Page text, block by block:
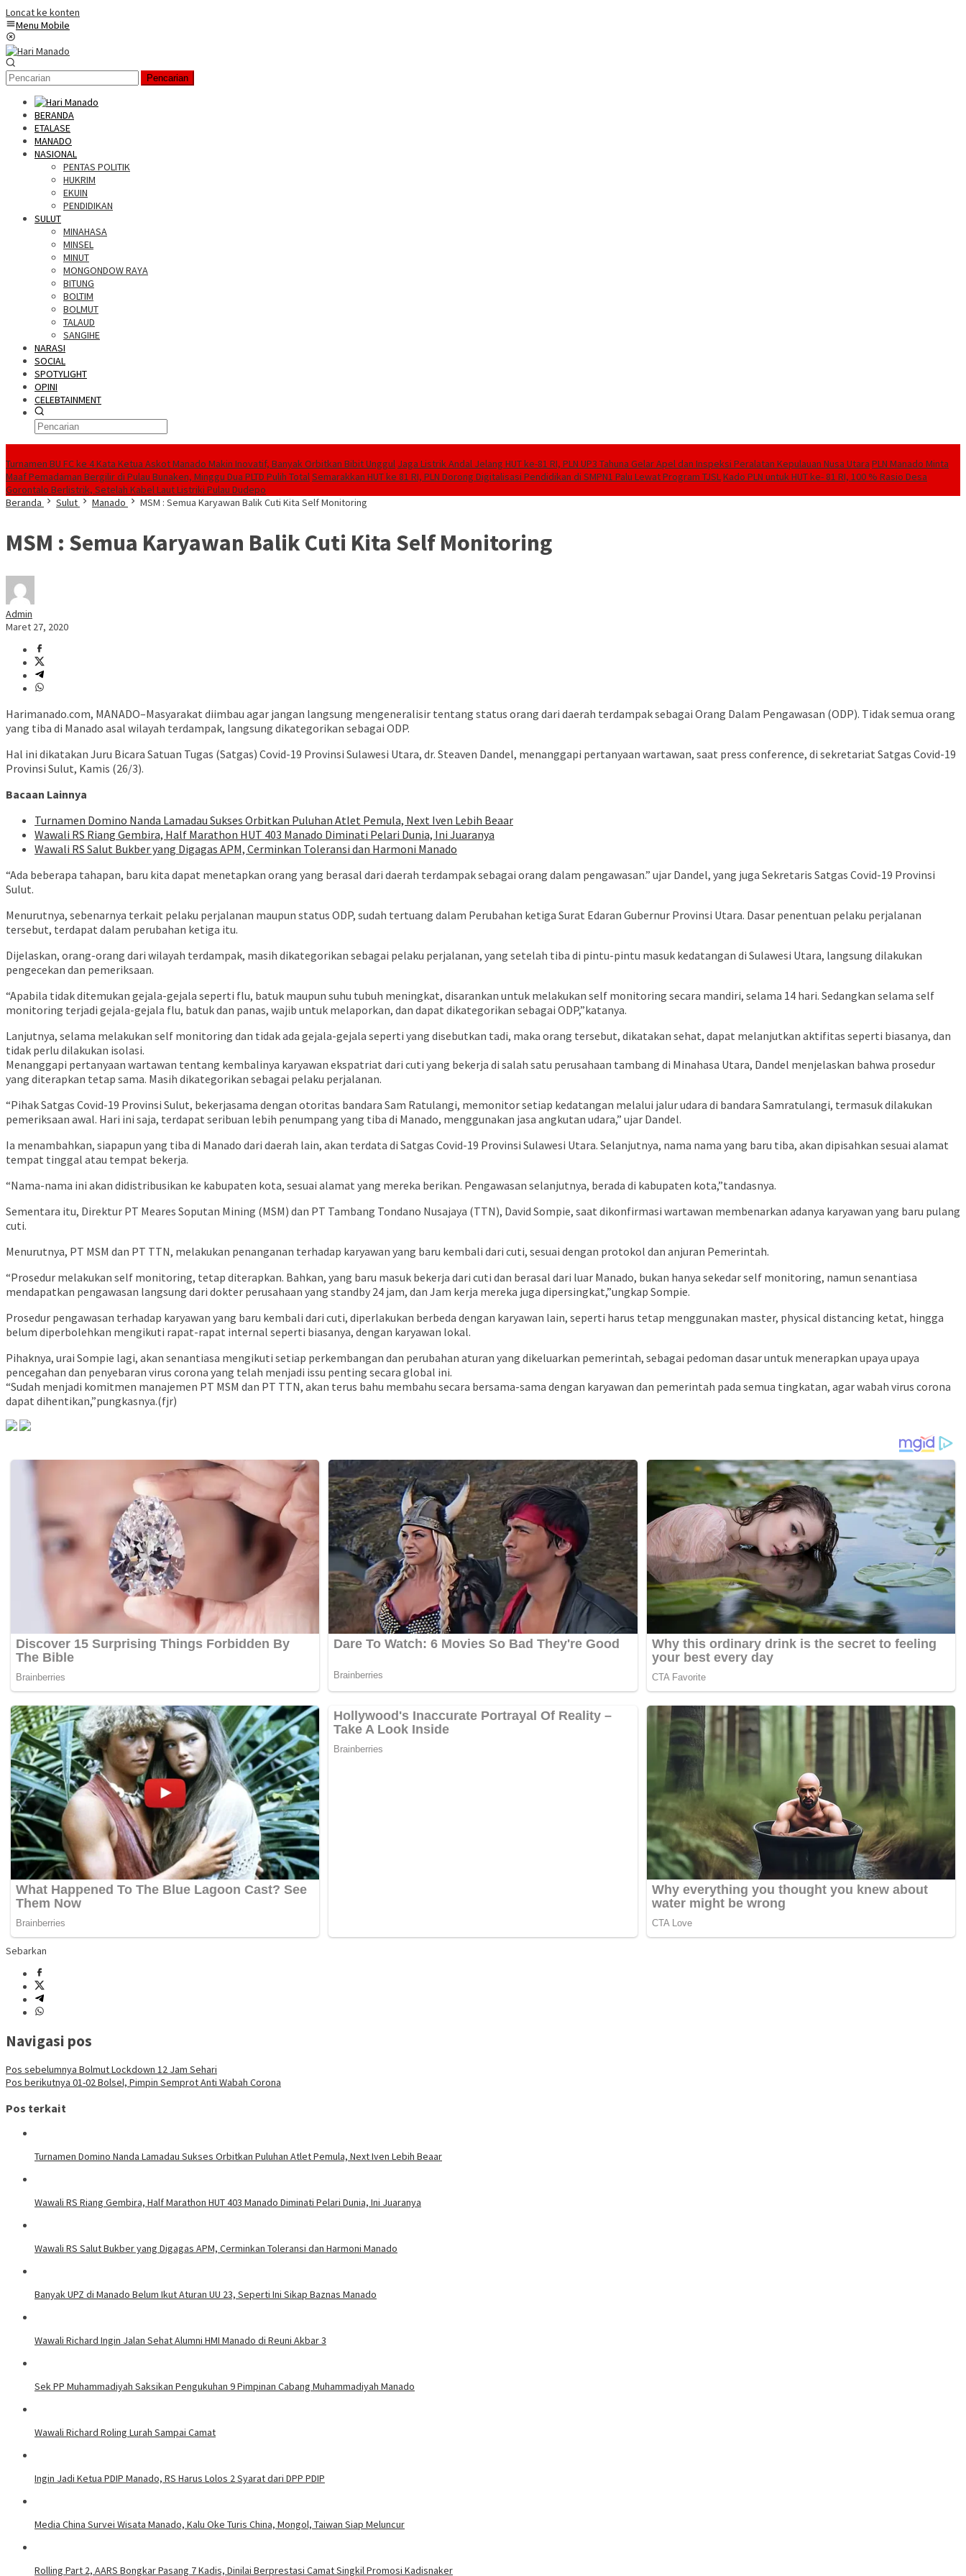
Loncat ke konten
Menu Mobile
Pencarian
BERANDA
ETALASE
MANADO
NASIONAL
PENTAS POLITIK
HUKRIM
EKUIN
PENDIDIKAN
SULUT
MINAHASA
MINSEL
MINUT
MONGONDOW RAYA
BITUNG
BOLTIM
BOLMUT
TALAUD
SANGIHE
NARASI
SOCIAL
SPOTYLIGHT
OPINI
CELEBTAINMENT
Turnamen BU FC ke 4 Kata Ketua Askot Manado Makin Inovatif, Banyak Orbitkan Bibit Unggul Jaga Listrik Andal Jelang HUT ke-81 RI, PLN UP3 Tahuna Gelar Apel dan Inspeksi Peralatan Kepulauan Nusa Utara PLN Manado Minta
Maaf Pemadaman Bergilir di Pulau Bunaken, Minggu Dua PLTD Pulih TotalSemarakkan HUT ke 81 RI, PLN Dorong Digitalisasi Pendidikan di SMPN1 Palu Lewat Program TJSLKado PLN untuk HUT ke- 81 RI, 100 % Rasio Desa
Gorontalo Berlistrik, Setelah Kabel Laut Listriki Pulau Dudepo
Beranda
Sulut Manado MSM : Semua Karyawan Balik Cuti Kita Self Monitoring
MSM : Semua Karyawan Balik Cuti Kita Self Monitoring
Admin
Maret 27, 2020
Harimanado.com, MANADO–Masyarakat diimbau agar jangan langsung mengeneralisir tentang status orang dari daerah terdampak sebagai Orang Dalam Pengawasan (ODP). Tidak semua orang
yang tiba di Manado asal wilayah terdampak, langsung dikategorikan sebagai ODP.
Hal ini dikatakan Juru Bicara Satuan Tugas (Satgas) Covid-19 Provinsi Sulawesi Utara, dr. Steaven Dandel, menanggapi pertanyaan wartawan, saat press conference, di sekretariat Satgas Covid-19
Provinsi Sulut, Kamis (26/3).
Bacaan Lainnya
Turnamen Domino Nanda Lamadau Sukses Orbitkan Puluhan Atlet Pemula, Next Iven Lebih Beaar
Wawali RS Riang Gembira, Half Marathon HUT 403 Manado Diminati Pelari Dunia, Ini Juaranya
Wawali RS Salut Bukber yang Digagas APM, Cerminkan Toleransi dan Harmoni Manado
“Ada beberapa tahapan, baru kita dapat menetapkan orang yang berasal dari daerah terdampak sebagai orang dalam pengawasan.” ujar Dandel, yang juga Sekretaris Satgas Covid-19 Provinsi
Sulut.
Menurutnya, sebenarnya terkait pelaku perjalanan maupun status ODP, sudah tertuang dalam Perubahan ketiga Surat Edaran Gubernur Provinsi Utara. Dasar penentuan pelaku perjalanan
tersebut, terdapat dalam perubahan ketiga itu.
Dijelaskan, orang-orang dari wilayah terdampak, masih dikategorikan sebagai pelaku perjalanan, yang setelah tiba di pintu-pintu masuk kedatangan di Sulawesi Utara, langsung dilakukan
pengecekan dan pemeriksaan.
“Apabila tidak ditemukan gejala-gejala seperti flu, batuk maupun suhu tubuh meningkat, disarankan untuk melakukan self monitoring secara mandiri, selama 14 hari. Sedangkan selama self
monitoring terjadi gejala-gejala flu, batuk dan panas, wajib untuk melaporkan, dan dapat dikategorikan sebagai ODP,”katanya.
Lanjutnya, selama melakukan self monitoring dan tidak ada gejala-gejala seperti yang disebutkan tadi, maka orang tersebut, dikatakan sehat, dapat melanjutkan aktifitas seperti biasanya, dan
tidak perlu dilakukan isolasi.
Menanggapi pertanyaan wartawan tentang kembalinya karyawan ekspatriat dari cuti yang bekerja di salah satu perusahaan tambang di Minahasa Utara, Dandel menjelaskan bahwa prosedur
yang diterapkan tetap sama. Masih dikategorikan sebagai pelaku perjalanan.
“Pihak Satgas Covid-19 Provinsi Sulut, bekerjasama dengan otoritas bandara Sam Ratulangi, memonitor setiap kedatangan melalui jalur udara di bandara Samratulangi, termasuk dilakukan
pemeriksaan awal. Hari ini saja, terdapat seribuan lebih penumpang yang tiba di Manado, menggunakan jasa angkutan udara,” ujar Dandel.
Ia menambahkan, siapapun yang tiba di Manado dari daerah lain, akan terdata di Satgas Covid-19 Provinsi Sulawesi Utara. Selanjutnya, nama nama yang baru tiba, akan dipisahkan sesuai alamat
tempat tinggal atau tempat bekerja.
“Nama-nama ini akan didistribusikan ke kabupaten kota, sesuai alamat yang mereka berikan. Pengawasan selanjutnya, berada di kabupaten kota,”tandasnya.
Sementara itu, Direktur PT Meares Soputan Mining (MSM) dan PT Tambang Tondano Nusajaya (TTN), David Sompie, saat dikonfirmasi wartawan membenarkan adanya karyawan yang baru pulang
cuti.
Menurutnya, PT MSM dan PT TTN, melakukan penanganan terhadap karyawan yang baru kembali dari cuti, sesuai dengan protokol dan anjuran Pemerintah.
“Prosedur melakukan self monitoring, tetap diterapkan. Bahkan, yang baru masuk bekerja dari cuti dan berasal dari luar Manado, bukan hanya sekedar self monitoring, namun senantiasa
mendapatkan pengawasan langsung dari dokter perusahaan yang standby 24 jam, dan Jam kerja mereka juga dipersingkat,”ungkap Sompie.
Prosedur pengawasan terhadap karyawan yang baru kembali dari cuti, diperlakukan berbeda dengan karyawan lain, seperti harus tetap menggunakan master, physical distancing ketat, hingga
belum diperbolehkan mengikuti rapat-rapat internal seperti biasanya, dengan karyawan lokal.
Pihaknya, urai Sompie lagi, akan senantiasa mengikuti setiap perkembangan dan perubahan aturan yang dikeluarkan pemerintah, sebagai pedoman dasar untuk menerapkan upaya upaya
pencegahan dan penyebaran virus corona yang telah menjadi issu penting secara global ini.
“Sudah menjadi komitmen manajemen PT MSM dan PT TTN, akan terus bahu membahu secara bersama-sama dengan karyawan dan pemerintah pada semua tingkatan, agar wabah virus corona
dapat dihentikan,”pungkasnya.(fjr)
Sebarkan
Navigasi pos
Pos sebelumnya Bolmut Lockdown 12 Jam Sehari
Pos berikutnya 01-02 Bolsel, Pimpin Semprot Anti Wabah Corona
Pos terkait
Turnamen Domino Nanda Lamadau Sukses Orbitkan Puluhan Atlet Pemula, Next Iven Lebih Beaar
Wawali RS Riang Gembira, Half Marathon HUT 403 Manado Diminati Pelari Dunia, Ini Juaranya
Wawali RS Salut Bukber yang Digagas APM, Cerminkan Toleransi dan Harmoni Manado
Banyak UPZ di Manado Belum Ikut Aturan UU 23, Seperti Ini Sikap Baznas Manado
Wawali Richard Ingin Jalan Sehat Alumni HMI Manado di Reuni Akbar 3
Sek PP Muhammadiyah Saksikan Pengukuhan 9 Pimpinan Cabang Muhammadiyah Manado
Wawali Richard Roling Lurah Sampai Camat
Ingin Jadi Ketua PDIP Manado, RS Harus Lolos 2 Syarat dari DPP PDIP
Media China Survei Wisata Manado, Kalu Oke Turis China, Mongol, Taiwan Siap Meluncur
Rolling Part 2, AARS Bongkar Pasang 7 Kadis, Dinilai Berprestasi Camat Singkil Promosi Kadisnaker